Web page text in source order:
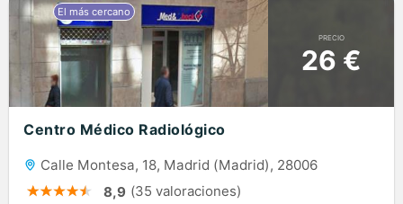
PRECIO
26 €
Centro Médico Radiológico
Calle Montesa, 18, Madrid (Madrid), 28006
8,9 (35 valoraciones)